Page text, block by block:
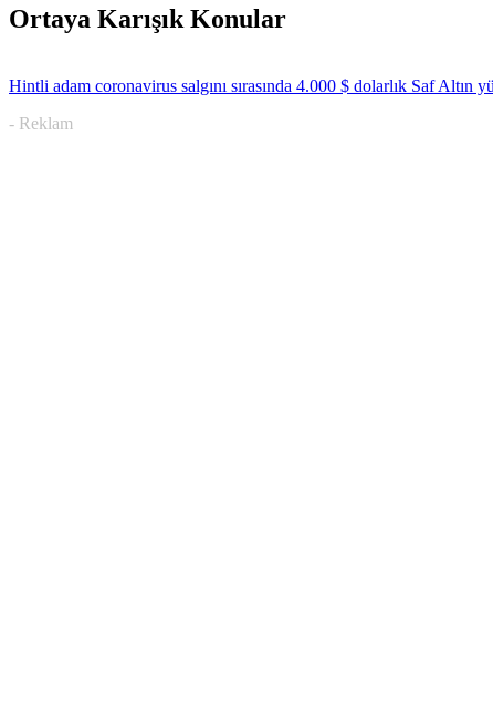
Ortaya Karışık Konular
Hintli adam coronavirus salgını sırasında 4.000 $ dolarlık Saf Altın
- Reklam